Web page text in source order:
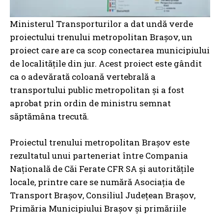
Ministerul Transporturilor a dat undă verde
proiectului trenului metropolitan Brașov, un
proiect care are ca scop conectarea municipiului
de localitățile din jur. Acest proiect este gândit
ca o adevărată coloană vertebrală a
transportului public metropolitan și a fost
aprobat prin ordin de ministru semnat
săptămâna trecută.
Proiectul trenului metropolitan Brașov este
rezultatul unui parteneriat între Compania
Națională de Căi Ferate CFR SA și autoritățile
locale, printre care se numără Asociația de
Transport Brașov, Consiliul Județean Brașov,
Primăria Municipiului Brașov și primăriile